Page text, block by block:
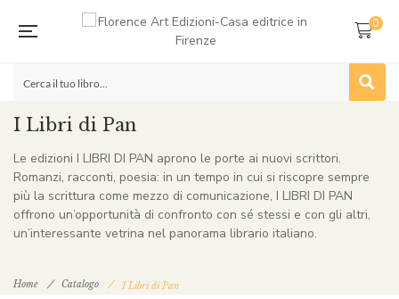
0
I Libri di Pan
Le edizioni I LIBRI DI PAN aprono le porte ai nuovi scrittori.
Romanzi, racconti, poesia: in un tempo in cui si riscopre sempre
più la scrittura come mezzo di comunicazione, I LIBRI DI PAN
offrono un’opportunità di confronto con sé stessi e con gli altri,
un’interessante vetrina nel panorama librario italiano.
Home Catalogo I Libri di Pan